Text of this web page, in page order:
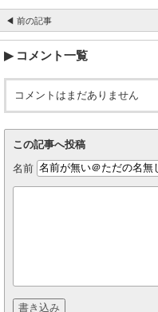
◀ 前の記事
コメント一覧
コメントはまだありません
この記事へ投稿
名前